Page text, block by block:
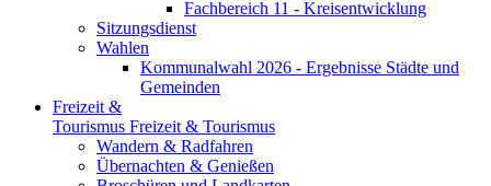
Fachbereich 11 - Kreisentwicklung
Sitzungsdienst
Wahlen
Kommunalwahl 2026 - Ergebnisse Städte und
Gemeinden
Freizeit &
Tourismus Freizeit & Tourismus
Wandern & Radfahren
Übernachten & Genießen